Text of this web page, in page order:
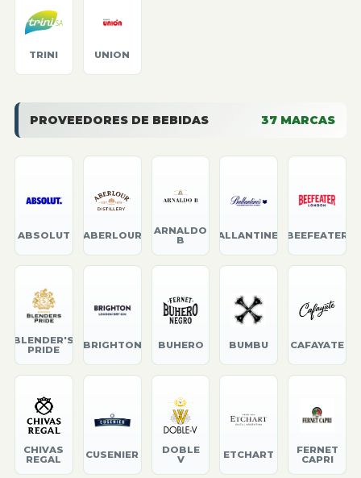
TRINI UNION
PROVEEDORES DE BEBIDAS 37 MARCAS
ABSOLUT ABERLOUR
ARNALDO
B
BALLANTINE'S BEEFEATER
BLENDER'S
PRIDE
BRIGHTON BUHERO BUMBU CAFAYATE
CHIVAS
REGAL
CUSENIER
DOBLE
V
ETCHART
FERNET
CAPRI